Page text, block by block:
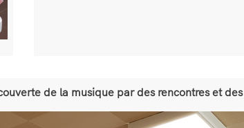
de la musique par des rencontres et